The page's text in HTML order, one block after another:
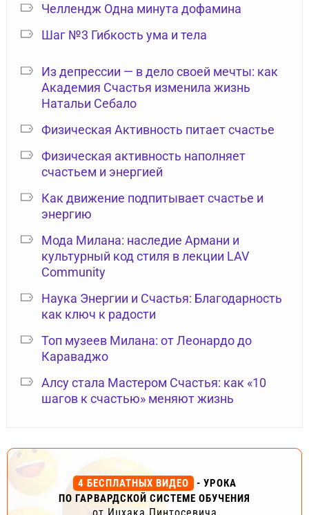
Челлендж Одна минута дофамина
Шаг №3 Гибкость ума и тела
Из депрессии — в дело своей мечты: как
Академия Счастья изменила жизнь
Натальи Себало
Физическая Активность питает счастье
Физическая активность наполняет
счастьем и энергией
Как движение подпитывает счастье и
энергию
Мода Милана: наследие Армани и
культурный код стиля в лекции LAV
Community
Наука Энергии и Счастья: Благодарность
как ключ к радости
Топ музеев Милана: от Леонардо до
Караваджо
Алсу стала Мастером Счастья: как «10
шагов к счастью» меняют жизнь
4 БЕСПЛАТНЫХ ВИДЕО
- УРОКА
ПО ГАРВАРДСКОЙ СИСТЕМЕ ОБУЧЕНИЯ